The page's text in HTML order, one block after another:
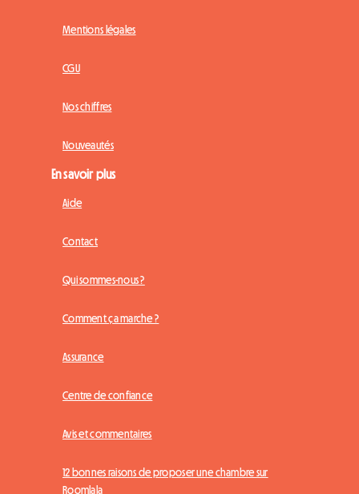
Mentions légales
CGU
Nos chiffres
Nouveautés
En savoir plus
Aide
Contact
Qui sommes-nous ?
Comment ça marche ?
Assurance
Centre de confiance
Avis et commentaires
12 bonnes raisons de proposer une chambre sur
Roomlala